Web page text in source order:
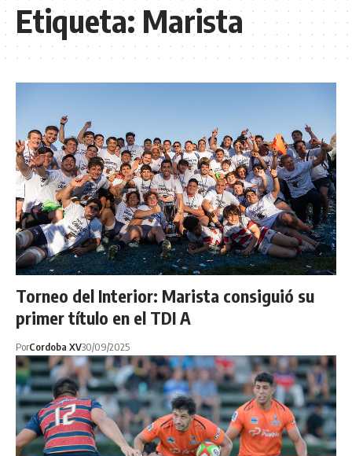
Etiqueta: Marista
Torneo del Interior: Marista consiguió su
primer título en el TDI A
PorCordoba XV30/09/2025